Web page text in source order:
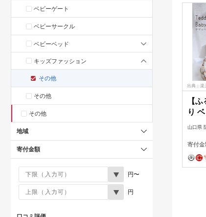
ベビーゲート
ベビーサークル
ベビーベッド
キッズファッション
その他
その他
その他
地域
寄付金額
円〜
円
出典：楽
【
り
ディ
入れ
一升
山口県
寄付金